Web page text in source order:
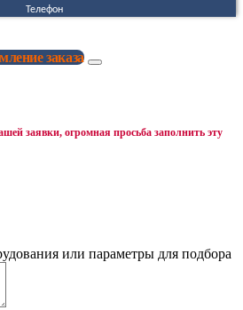
Телефон
заказа
заявки, огромная просьба заполнить эту
или параметры для подбора